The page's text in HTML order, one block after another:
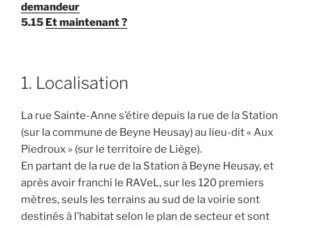
demandeur
5.15 Et maintenant ?
1. Localisation
La rue Sainte-Anne s’étire depuis la rue de la Station
(sur la commune de Beyne Heusay) au lieu-dit « Aux
Piedroux » (sur le territoire de Liège).
En partant de la rue de la Station à Beyne Heusay, et
après avoir franchi le RAVeL, sur les 120 premiers
mètres, seuls les terrains au sud de la voirie sont
destinés à l’habitat selon le plan de secteur et sont